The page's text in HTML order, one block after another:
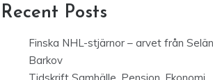
Recent Posts
Finska NHL-stjärnor – arvet från
Barkov